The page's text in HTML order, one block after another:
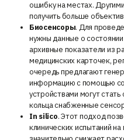
ошибку на местах.
получить больше
Биосенсоры. Для
нужны данные о
архивные показатели из
медицинских карточек,
очередь предлагают
информацию с помощью
устройствами могут
кольца снабженные
In silico. Этот подход
клинических испытаний